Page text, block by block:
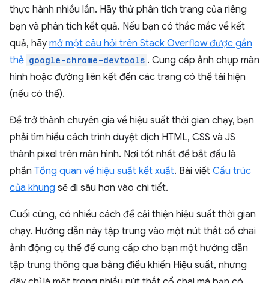
thực hành nhiều lần. Hãy thử phân tích trang của riêng
bạn và phân tích kết quả. Nếu bạn có thắc mắc về kết
quả, hãy mở một câu hỏi trên Stack Overflow được gắn
thẻ google-chrome-devtools . Cung cấp ảnh chụp màn
hình hoặc đường liên kết đến các trang có thể tái hiện
(nếu có thể).
Để trở thành chuyên gia về hiệu suất thời gian chạy, bạn
phải tìm hiểu cách trình duyệt dịch HTML, CSS và JS
thành pixel trên màn hình. Nơi tốt nhất để bắt đầu là
phần Tổng quan về hiệu suất kết xuất. Bài viết Cấu trúc
của khung sẽ đi sâu hơn vào chi tiết.
Cuối cùng, có nhiều cách để cải thiện hiệu suất thời gian
chạy. Hướng dẫn này tập trung vào một nút thắt cổ chai
ảnh động cụ thể để cung cấp cho bạn một hướng dẫn
tập trung thông qua bảng điều khiển Hiệu suất, nhưng